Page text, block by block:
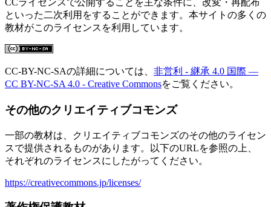
CCライセンスで公開することを主な条件に、改変・再配布
といった二次利用をすることができます。本サイトの多くの
教材がこのライセンスを利用しています。
CC-BY-NC-SAの詳細については、 非営利 - 継承 4.0 国際 —
CC BY-NC-SA 4.0 - Creative Commonsをご覧ください。
その他のクリエイティブコモンズ
一部の教材は、クリエイティブコモンズのその他のライセン
スで提供されるものがあります。以下のURLを参照の上、
それぞれのライセンスにしたがってください。
https://creativecommons.jp/licenses/